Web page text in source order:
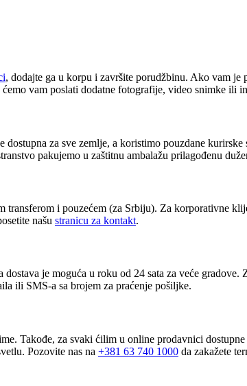
, dodajte ga u korpu i završite porudžbinu. Ako vam
ćemo vam poslati dodatne fotografije, video snimke ili
za sve zemlje, a koristimo pouzdane
pakujemo u zaštitnu ambalažu prilagođenu
i pouzećem (za Srbiju). Za korporativne
našu stranicu za kontakt.
dostava je moguća u roku od 24 sata za veće
ili SMS-a sa brojem za praćenje pošiljke.
Takođe, za svaki ćilim u online prodavnici
Pozovite nas na +381 63 740 1000 da zakažete